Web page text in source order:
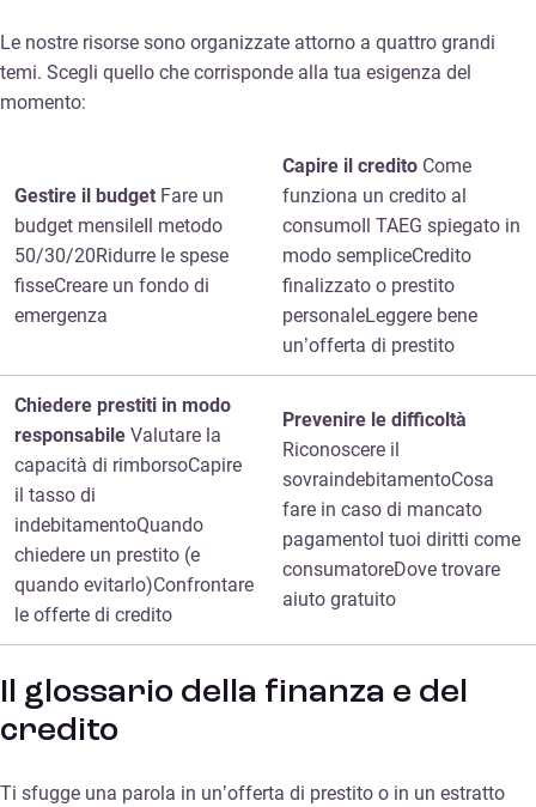
Le nostre risorse sono organizzate attorno a quattro grandi
temi. Scegli quello che corrisponde alla tua esigenza del
momento:
Gestire il budget Fare un
budget mensileIl metodo
50/30/20Ridurre le spese
fisseCreare un fondo di
emergenza
Capire il credito Come
funziona un credito al
consumoIl TAEG spiegato in
modo sempliceCredito
finalizzato o prestito
personaleLeggere bene
un’offerta di prestito
Chiedere prestiti in modo
responsabile Valutare la
capacità di rimborsoCapire
il tasso di
indebitamentoQuando
chiedere un prestito (e
quando evitarlo)Confrontare
le offerte di credito
Prevenire le difficoltà
Riconoscere il
sovraindebitamentoCosa
fare in caso di mancato
pagamentoI tuoi diritti come
consumatoreDove trovare
aiuto gratuito
Il glossario della finanza e del
credito
Ti sfugge una parola in un’offerta di prestito o in un estratto